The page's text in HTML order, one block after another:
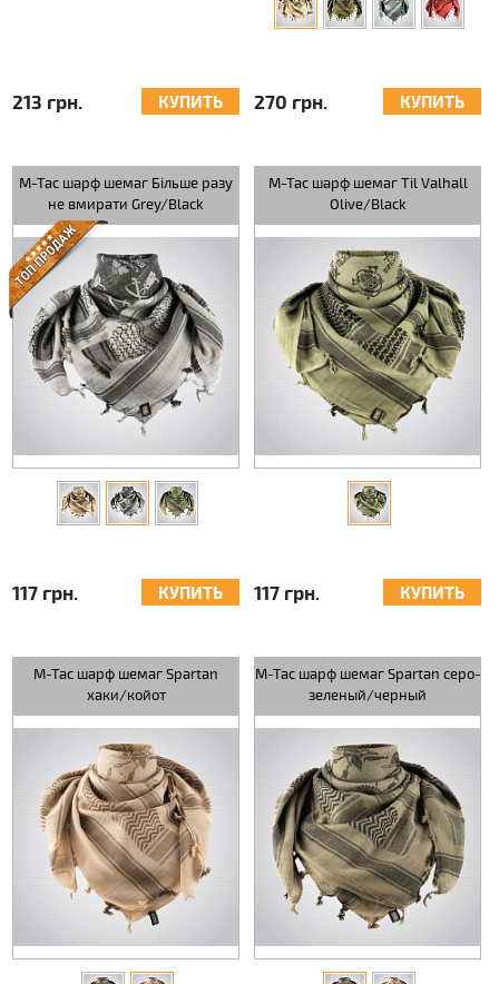
213 грн. КУПИТЬ 270 грн. КУПИТЬ
M-Tac шарф шемаг Більше разу
не вмирати Grey/Black
117 грн. КУПИТЬ
M-Tac шарф шемаг Til Valhall
Olive/Black
117 грн. КУПИТЬ
M-Tac шарф шемаг Spartan
хаки/койот
M-Tac шарф шемаг Spartan серо-
зеленый/черный